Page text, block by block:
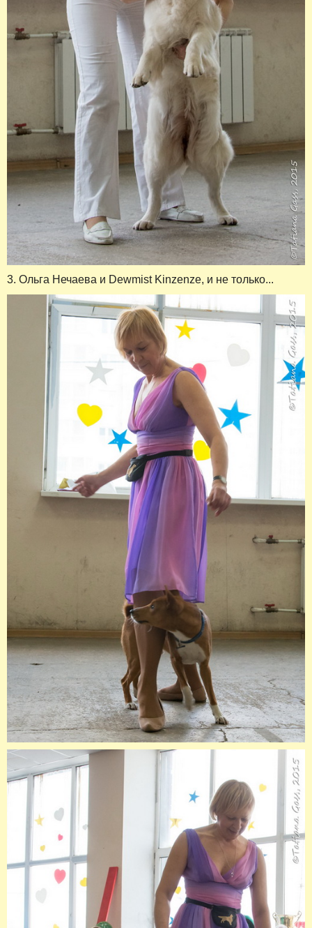
3. Ольга Нечаева и Dewmist Kinzenze, и не только...